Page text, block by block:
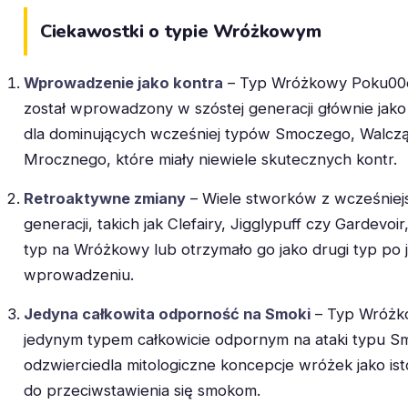
Ciekawostki o typie Wróżkowym
Wprowadzenie jako kontra – Typ Wróżkowy
został wprowadzony w szóstej generacji głównie
dla dominujących wcześniej typów Smoczego,
Mrocznego, które miały niewiele skutecznych kontr.
Retroaktywne zmiany – Wiele stworków z
generacji, takich jak Clefairy, Jigglypuff czy
typ na Wróżkowy lub otrzymało go jako drugi typ po
wprowadzeniu.
Jedyna całkowita odporność na Smoki – Typ
jedynym typem całkowicie odpornym na ataki typu
odzwierciedla mitologiczne koncepcje wróżek jako
do przeciwstawienia się smokom.